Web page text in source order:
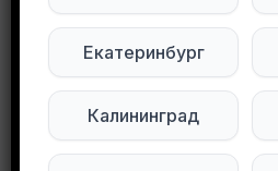
Размер спального места:
Есть выдвижной ящик для
М.Киевская. Самовывоз
Подписывайтесь на
сетях:
Екатеринбург
Калининград